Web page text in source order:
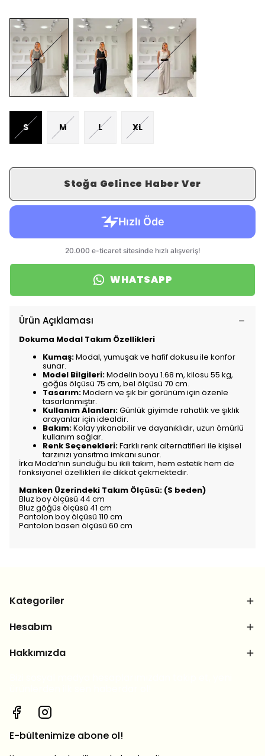
S M L XL
Stoğa Gelince Haber Ver
WHATSAPP
Ürün Açıklaması
Dokuma Modal Takım Özellikleri
Kumaş:Modal, yumuşak ve hafif dokusu ile konfor
sunar.
Model Bilgileri:Modelin boyu 1.68 m, kilosu 55 kg,
göğüs ölçüsü 75 cm, bel ölçüsü 70 cm.
Tasarım:Modern ve şık bir görünüm için özenle
tasarlanmıştır.
Kullanım Alanları:Günlük giyimde rahatlık ve şıklık
arayanlar için idealdir.
Bakım:Kolay yıkanabilir ve dayanıklıdır, uzun ömürlü
kullanım sağlar.
Renk Seçenekleri:Farklı renk alternatifleri ile kişisel
tarzınızı yansıtma imkanı sunar.
İrka Moda’nın sunduğu bu ikili takım, hem estetik hem de
fonksiyonel özellikleri ile dikkat çekmektedir.
Manken Üzerindeki Takım Ölçüsü: (S beden)
Bluz boy ölçüsü 44 cm
Bluz göğüs ölçüsü 41 cm
Pantolon boy ölçüsü 110 cm
Pantolon basen ölçüsü 60 cm
Kategoriler
Hesabım
Hakkımızda
E-bültenimize abone ol!